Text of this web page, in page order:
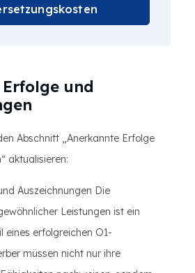
und
Abschnitt „Anerkannte Erfolge
aktualisieren:
Auszeichnungen Die
Leistungen ist ein
erfolgreichen O1-
müssen nicht nur ihre